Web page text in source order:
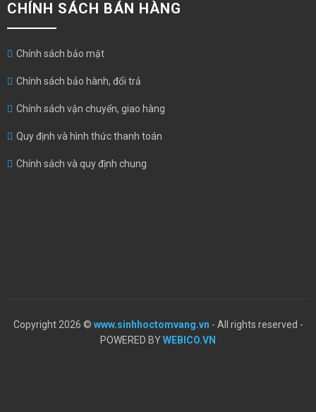
CHÍNH SÁCH BÁN HÀNG
Chính sách bảo mật
Chính sách bảo hành, đổi trả
Chính sách vận chuyển, giao hàng
Quy định và hình thức thanh toán
Chính sách và quy định chung
Copyright 2026 © www.sinhhoctomvang.vn - All rights reserved -
POWERED BYWEBICO.VN